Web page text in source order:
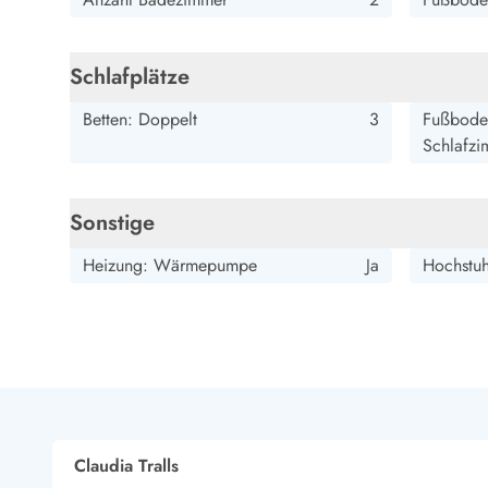
Nachhaltigkeit
Das sagen unsere Gäste
Mietbedingungen
Datenschutzerklärung
Schlafplätze
Betten: Doppelt 3
Sonstige
Heizung: Wärmepumpe Ja
Claudia Tralls